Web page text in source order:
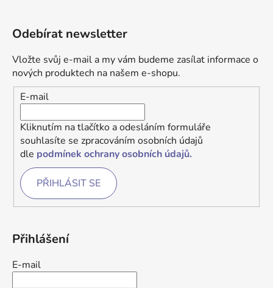
Odebírat newsletter
Vložte svůj e-mail a my vám budeme zasílat informace o
nových produktech na našem e-shopu.
E-mail
Kliknutím na tlačítko a odesláním formuláře
souhlasíte se zpracováním osobních údajů
dle podmínek ochrany osobních údajů.
PŘIHLÁSIT SE
Přihlášení
E-mail